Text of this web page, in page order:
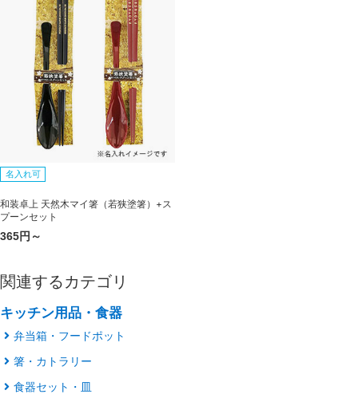
名入れ可
和装卓上 天然木マイ箸（若狭塗箸）+ス
プーンセット
365円～
関連するカテゴリ
キッチン用品・食器
弁当箱・フードポット
箸・カトラリー
食器セット・皿